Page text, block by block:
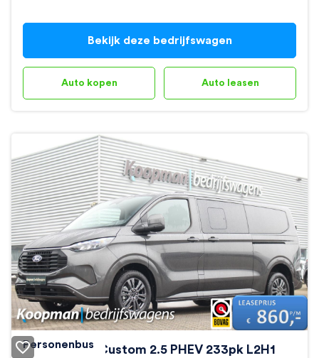
Bekijk deze bedrijfswagen
Auto kopen Auto leasen
Personenbus
Ford Transit Custom 2.5 PHEV 233pk L2H1